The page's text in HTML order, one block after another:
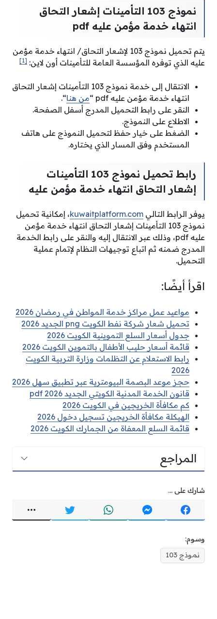
نموذج 103 التأمينات إشعار التحاق
انتهاء خدمة مؤمن عليه pdf
يتم تحميل نموذج 103 لإشعار التحاق/ انتهاء خدمة مؤمن
عليه الذي توفره المؤسسة العامة للتأمينات أون لاين: [1]
الانتقال إلى خدمة نموذج 103 التأمينات إشعار التحاق
انتهاء خدمة مؤمن عليه pdf “
من هنا“.
النقر على رابط التحميل المدرج أسفل الصفحة.
الاطلاع على النموذج.
الضغط على خيار حفظ لتحميل النموذج على هاتف
المستخدم وفق المسار الذي يختاره.
رابط تحميل نموذج 103 التأمينات
إشعار التحاق انتهاء خدمة مؤمن عليه
يوفر الرابط التالي kuwaitplatform.com، إمكانية تحميل
نموذج 103 التأمينات إشعار التحاق انتهاء خدمة مؤمن
عليه pdf، وذلك عبر الانتقال إليه والنقر على رابط الخدمة
المدرج ضمنه ثم اتباع توجيهات النظام لإتمام عملية
التحميل.
اقرأ أيضًا:
مواعيد عمل مراكز خدمة المواطن في رمضان 2026
تحميل شعار شركة نفط الكويت png الجديد 2026
جدول أسعار السلع التموينية الكويت 2026
قائمة أسعار حليب الأطفال بالتموين الكويت 2026
رابط الاستعلام عن التظلمات وزارة التربية الكويت
2026
حجز موعد البصمة البيومترية عبر تطبيق سهل 2026
قانون الخدمة المدنية الكويتي الجديد pdf 2026
كم مكافأة الخريجين في الكويت 2026
الهيكلة مكافأة الخريجين تسجيل دخول 2026
قائمة السلع المعفاة من الجمارك الكويت 2026
المراجع
شارك على ...
وسوم:
نموذج 103